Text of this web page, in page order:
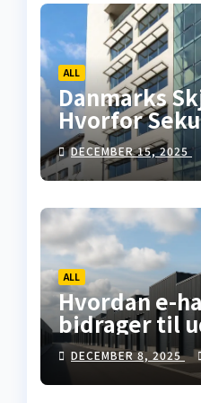
ALL
Danmarks
Hvorfor
Tilbyder
DECEMBER 15, 2025
ALL
Hvordan e-
bidrager til
DECEMBER 8, 2025